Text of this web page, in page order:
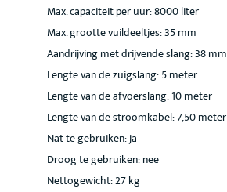
Max. capaciteit per uur: 8000 liter
Max. grootte vuildeeltjes: 35 mm
Aandrijving met drijvende slang: 38 mm
Lengte van de zuigslang: 5 meter
Lengte van de afvoerslang: 10 meter
Lengte van de stroomkabel: 7,50 meter
Nat te gebruiken: ja
Droog te gebruiken: nee
Nettogewicht: 27 kg